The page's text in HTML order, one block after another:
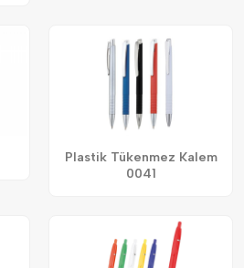
Plastik Tükenmez Kalem
0041